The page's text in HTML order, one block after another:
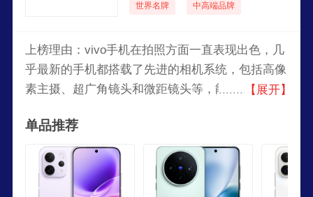
世界名牌 中高端品牌
上榜理由：vivo手机在拍照方面一直表现出色，几
乎最新的手机都搭载了先进的相机系统，包括高像
素主摄、超广角镜头和微距镜头等，能够满足不同
再市场中一直拥有着忠实的用户群体。
【展开】
单品推荐